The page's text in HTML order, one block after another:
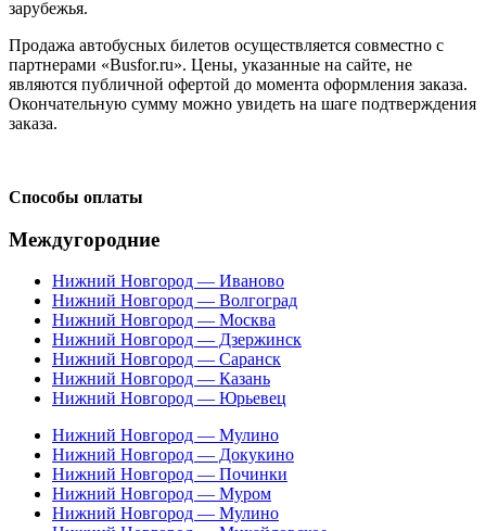
зарубежья.
Продажа автобусных билетов осуществляется совместно с
партнерами «Busfor.ru». Цены, указанные на сайте, не
являются публичной офертой до момента оформления заказа.
Окончательную сумму можно увидеть на шаге подтверждения
заказа.
Способы оплаты
Междугородние
Нижний Новгород — Иваново
Нижний Новгород — Волгоград
Нижний Новгород — Москва
Нижний Новгород — Дзержинск
Нижний Новгород — Саранск
Нижний Новгород — Казань
Нижний Новгород — Юрьевец
Нижний Новгород — Мулино
Нижний Новгород — Докукино
Нижний Новгород — Починки
Нижний Новгород — Муром
Нижний Новгород — Мулино